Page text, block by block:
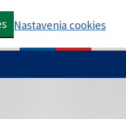
Nastavenia cookies
Táto